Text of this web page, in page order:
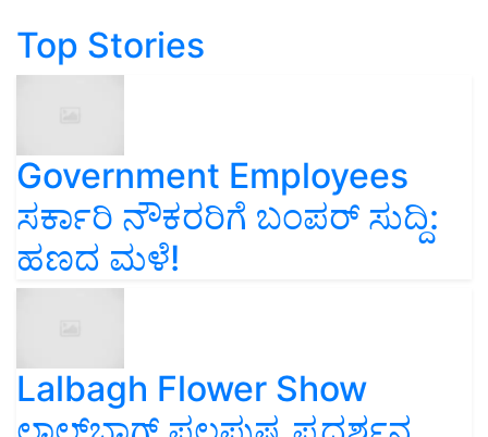
Top Stories
Government Employees
ಸರ್ಕಾರಿ ನೌಕರರಿಗೆ ಬಂಪರ್‌ ಸುದ್ದಿ:
ಹಣದ ಮಳೆ!
Lalbagh Flower Show